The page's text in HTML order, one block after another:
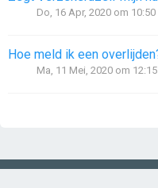
Do, 16 Apr, 2020 om 10:50
Hoe meld ik een
Ma, 11 Mei, 2020 om 12:15